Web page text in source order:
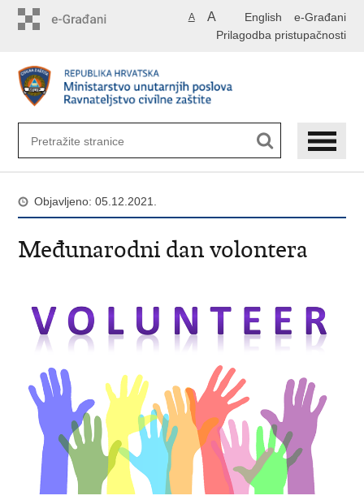
English e-Građani
A A
Prilagodba pristupačnosti
Objavljeno: 05.12.2021.
Međunarodni dan volontera